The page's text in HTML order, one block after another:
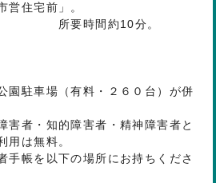
営住宅前」。
約10分。
車場（有料・２６０台）が併
・知的障害者・精神障害者と
用は無料。
を以下の場所にお持ちくださ